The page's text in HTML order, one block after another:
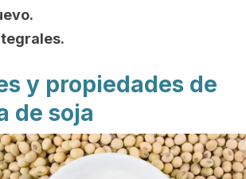
y propiedades de
de soja